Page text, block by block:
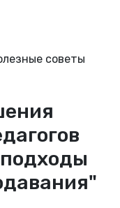
советы